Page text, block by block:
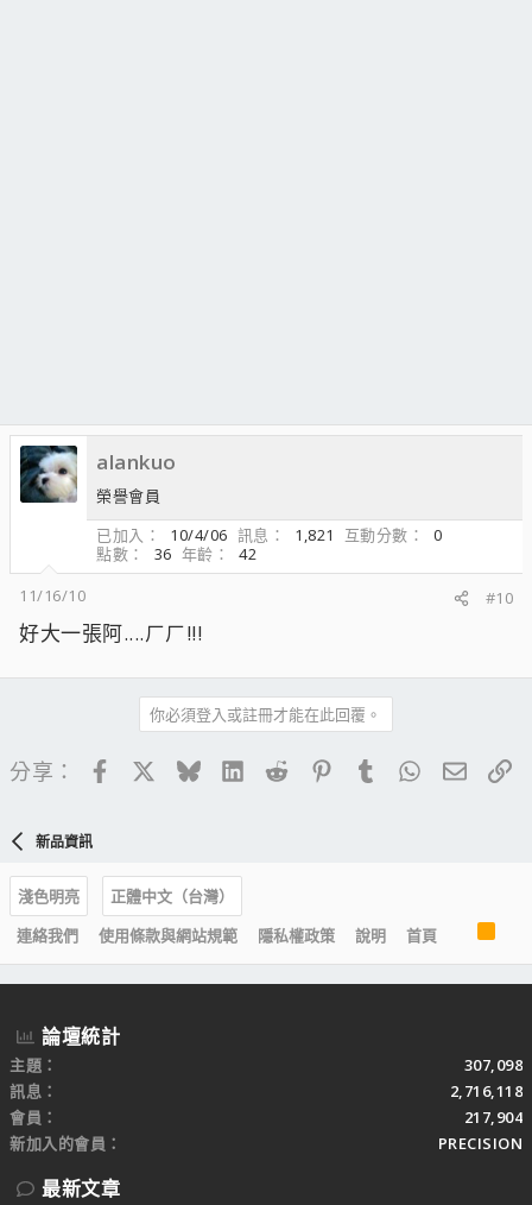
alankuo
榮譽會員
已加入
10/4/06 訊息 1,821 互動分數
0
點數
36 年齡
42
11/16/10
#10
好大一張阿....ㄏㄏ!!!
你必須登入或註冊才能在此回覆。
分享： FacebookBlueskyLinkedIn
Reddit PinterestTumblrWhatsApp
電子
新品資訊
淺色明亮
正體中文（台灣）
連絡我們
使用條款與網站規範 隱私權政策 說明 首頁
R
S
S
論壇統計
主題
307,098
訊息
2,716,118
會員
217,904
新加入的會員
PRECISION
最新文章